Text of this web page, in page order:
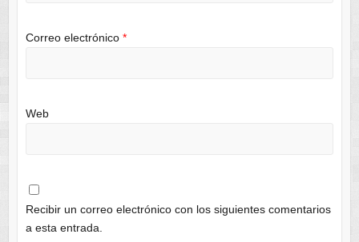
Correo electrónico *
Web
Recibir un correo electrónico con los siguientes comentarios
a esta entrada.